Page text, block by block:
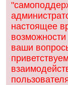
настоящее
возможности
ваши